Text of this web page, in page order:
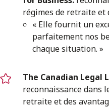
régimes de retraite et
« Elle fournit un
parfaitement nos
chaque situation. »
The Canadian Legal
reconnaissance dans
retraite et des